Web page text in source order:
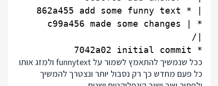
* 7042a02 initial commit
ככל שנמשיך להתאמץ לשמור על funnytext ולמזג אותו
כל פעם מחדש כך רק נסבול יותר ונצטרך להמשיך